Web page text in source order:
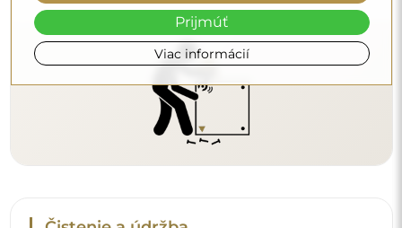
Chcete sa dozvedieť viac?
Objavte ďalšie tipy na našom blogu.
Viac informácií
Prijmúť